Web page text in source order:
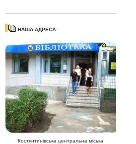
НАША АДРЕСА:
Костянтинівська центральна міська